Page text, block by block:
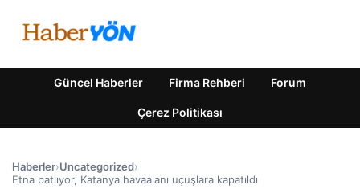
Güncel Haberler Firma Rehberi Forum
Çerez Politikası
Haberler›Uncategorized›
Etna patlıyor, Katanya havaalanı uçuşlara kapatıldı